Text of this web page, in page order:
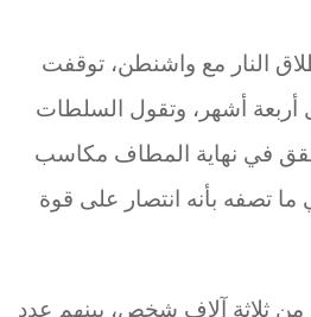
النار مع واشنطن، توقفت
أربعة أشهر، وتقول السلطات
في نهاية المطاف مكاسب
ما تصفه بأنه انتصار على قوة
من ثلاثة آلاف شخص، بينهم عدد